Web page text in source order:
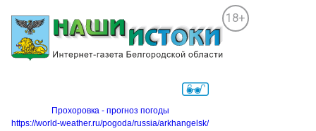
18+
Прохоровка - прогноз погоды
https://world-weather.ru/pogoda/russia/arkhangelsk/